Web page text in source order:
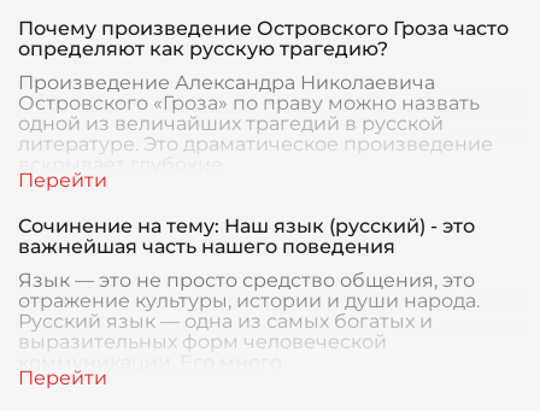
Почему произведение Островского Гроза часто
определяют как русскую трагедию?
Произведение Александра Николаевича
Островского «Гроза» по праву можно назвать
одной из величайших трагедий в русской
литературе. Это драматическое произведение
вскрывает глубокие
Сочинение на тему: Наш язык (русский) - это
важнейшая часть нашего поведения
Язык — это не просто средство общения, это
отражение культуры, истории и души народа.
Русский язык — одна из самых богатых и
выразительных форм человеческой
коммуникации. Его много